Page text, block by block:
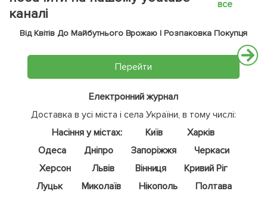
каналі
все
Від Квітів До Майбутнього Врожаю | Розпаковка Покупця
Перейти
Електронний журнал
Доставка в усі міста і села України, в тому числі:
Насіння у містах:
Київ
Харків
Одеса
Дніпро Запоріжжя
Черкаси
Херсон
Львів Вінниця
Кривий Ріг
Луцьк
Миколаїв Нікополь
Полтава